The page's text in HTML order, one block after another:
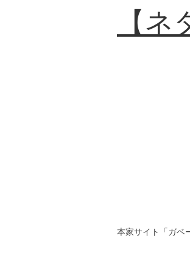
【
本家サイト「ガベ